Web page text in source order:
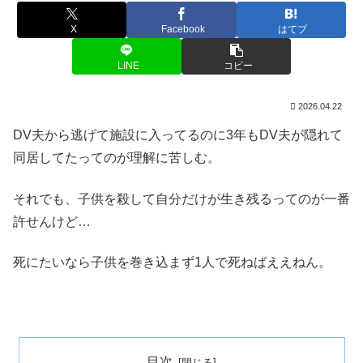
X Facebook はてブ
LINE コピー
2026.04.22
DV夫から逃げて施設に入ってるのに3年もDV夫が隠れて
同居してたってのが理解に苦しむ。
それでも、子供を殺して自分だけが生き残るってのが一番
許せんけど…
死にたいなら子供を巻き込まず1人で死ねばええねん。